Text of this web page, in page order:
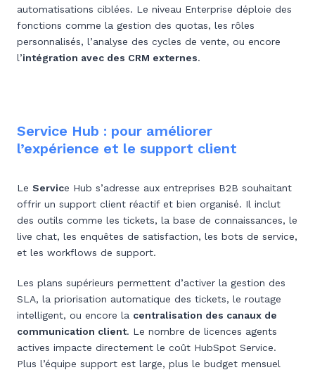
automatisations ciblées. Le niveau Enterprise déploie des
fonctions comme la gestion des quotas, les rôles
personnalisés, l’analyse des cycles de vente, ou encore
l’intégration avec des CRM externes.
Service Hub : pour améliorer
l’expérience et le support client
Le Service Hub s’adresse aux entreprises B2B souhaitant
offrir un support client réactif et bien organisé. Il inclut
des outils comme les tickets, la base de connaissances, le
live chat, les enquêtes de satisfaction, les bots de service,
et les workflows de support.
Les plans supérieurs permettent d’activer la gestion des
SLA, la priorisation automatique des tickets, le routage
intelligent, ou encore la centralisation des canaux de
communication client. Le nombre de licences agents
actives impacte directement le coût HubSpot Service.
Plus l’équipe support est large, plus le budget mensuel